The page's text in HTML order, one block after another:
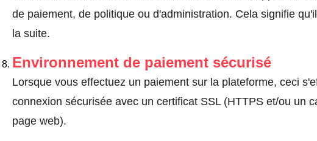
de paiement, de politique ou d'administration. Cela signifie
la suite.
Environnement de paiement sécurisé
Lorsque vous effectuez un paiement sur la plateforme, ceci
connexion sécurisée avec un certificat SSL (HTTPS et/ou un
page web).